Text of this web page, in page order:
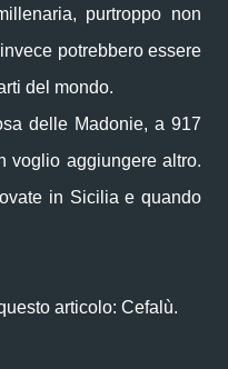
purtroppo non
potrebbero essere
del mondo.
delle Madonie, a 917
voglio aggiungere altro.
in Sicilia e quando
articolo: Cefalù.